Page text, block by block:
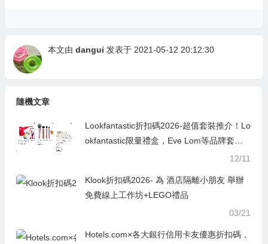
本文由 dangui 发表于 2021-05-12 20:12:30
隨機文章
Lookfantastic折扣碼2026-超值套裝推介！Lo
okfantastic限量禮盒，Eve Lom等品牌套
12/11
Klook折扣碼2026- 為 酒店隔離小朋友 舉辦
免費線上工作坊+LEGO禮品
03/21
Hotels.com×各大銀行信用卡友優惠折扣碼，